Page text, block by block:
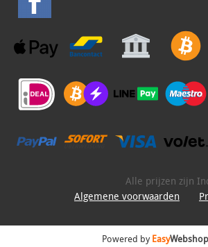
Alle prijzen zijn
Algemene voorwaarden
Powered byEasyWebshop